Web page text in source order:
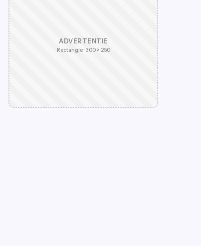
ADVERTENTIE
Rectangle · 300 × 250